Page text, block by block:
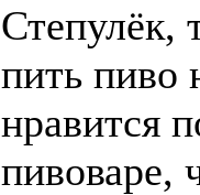
Степулёк,
пить пиво
нравится
пивоваре,